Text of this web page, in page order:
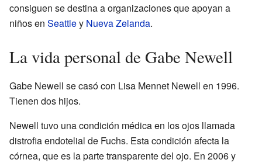
consiguen se destina a organizaciones que apoyan a
niños en Seattley Nueva Zelanda.
La vida personal de Gabe Newell
Gabe Newell se casó con Lisa Mennet Newell en 1996.
Tienen dos hijos.
Newell tuvo una condición médica en los ojos llamada
distrofia endotelial de Fuchs. Esta condición afecta la
córnea, que es la parte transparente del ojo. En 2006 y